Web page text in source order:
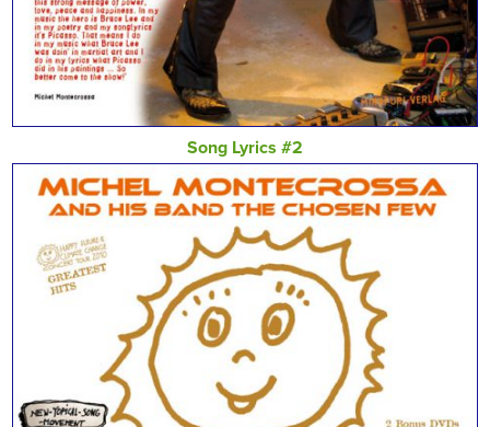
Song Lyrics #2